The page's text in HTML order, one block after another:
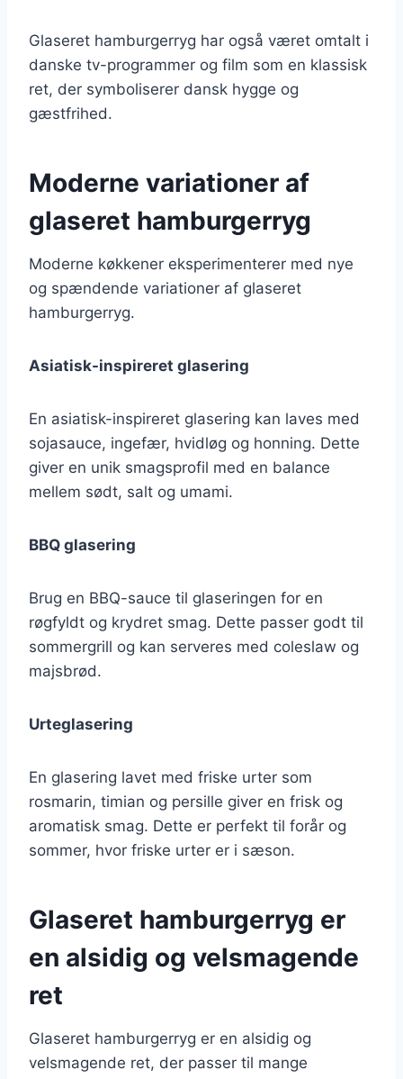
Glaseret hamburgerryg har også været omtalt i
danske tv-programmer og film som en klassisk
ret, der symboliserer dansk hygge og
gæstfrihed.
Moderne variationer af
glaseret hamburgerryg
Moderne køkkener eksperimenterer med nye
og spændende variationer af glaseret
hamburgerryg.
Asiatisk-inspireret glasering
En asiatisk-inspireret glasering kan laves med
sojasauce, ingefær, hvidløg og honning. Dette
giver en unik smagsprofil med en balance
mellem sødt, salt og umami.
BBQ glasering
Brug en BBQ-sauce til glaseringen for en
røgfyldt og krydret smag. Dette passer godt til
sommergrill og kan serveres med coleslaw og
majsbrød.
Urteglasering
En glasering lavet med friske urter som
rosmarin, timian og persille giver en frisk og
aromatisk smag. Dette er perfekt til forår og
sommer, hvor friske urter er i sæson.
Glaseret hamburgerryg er
en alsidig og velsmagende
ret
Glaseret hamburgerryg er en alsidig og
velsmagende ret, der passer til mange